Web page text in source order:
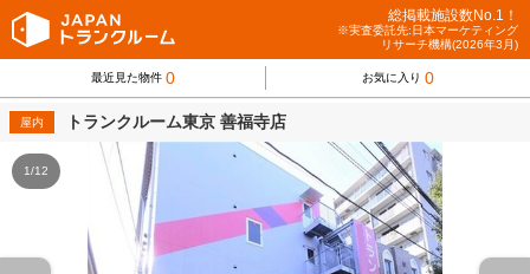
総掲載施設数No.1！
※実査委託先:日本マーケティング
リサーチ機構(2026年3月)
最近見た物件 0 お気に入り 0
屋内 トランクルーム東京 善福寺店
1/12